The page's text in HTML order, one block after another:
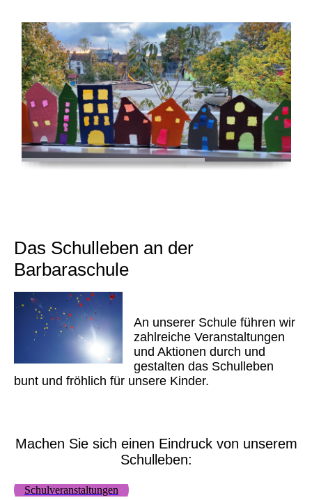
Das Schulleben an der
Barbaraschule
An unserer Schule führen wir
zahlreiche Veranstaltungen
und Aktionen durch und
gestalten das Schulleben
bunt und fröhlich für unsere Kinder.
Machen Sie sich einen Eindruck von unserem
Schulleben:
Schulveranstaltungen